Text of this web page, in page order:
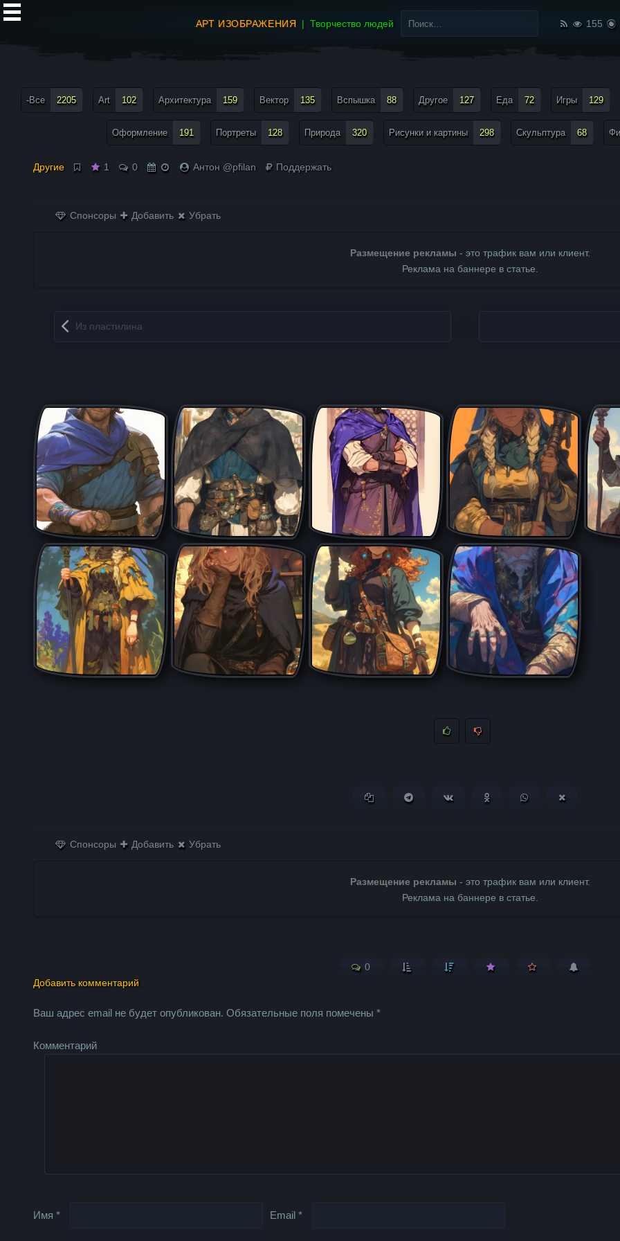
АРТ ИЗОБРАЖЕНИЯ Творчество людей
Найти:
155
-Все 2205 Art 102 Архитектура 159 Вектор 135 Вспышка 88 Другое 127 Еда 72 Игры 129
Оформление 191 Портреты 128 Природа 320 Рисунки и картины 298 Скульптура 68
Другие 1 0 Антон @pfilan Поддержать
Спонсоры Добавить Убрать
Размещение рекламы - это трафик вам или клиент.
Реклама на баннере в статье.
Запись навигация
Из пластилина
Копировать ссылкуПоделиться в Telegram
Поделиться ВКонтакте
Поделиться вПоделиться в
Спонсоры Добавить Убрать
Размещение рекламы - это трафик вам или клиент.
Реклама на баннере в статье.
0
Добавить комментарий
Ваш адрес email не будет опубликован. Обязательные поля помечены*
Комментарий
Имя* Email*